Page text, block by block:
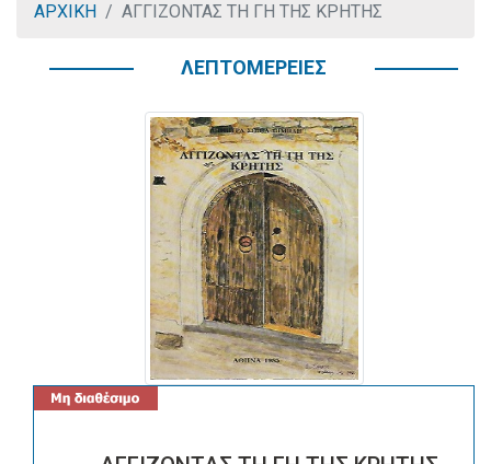
ΑΡΧΙΚΗ ΑΓΓΙΖΟΝΤΑΣ ΤΗ ΓΗ ΤΗΣ ΚΡΗΤΗΣ
ΛΕΠΤΟΜΕΡΕΙΕΣ